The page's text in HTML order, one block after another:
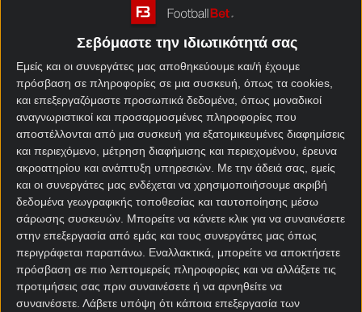
Σεβόμαστε την ιδιωτικότητά σας
Εμείς και οι συνεργάτες μας αποθηκεύουμε και/ή έχουμε
πρόσβαση σε πληροφορίες σε μια συσκευή, όπως τα cookies,
και επεξεργαζόμαστε προσωπικά δεδομένα, όπως μοναδικοί
αναγνωριστικοί και προσαρμοσμένες πληροφορίες που
αποστέλλονται από μια συσκευή για εξατομικευμένες διαφημίσεις
και περιεχόμενο, μέτρηση διαφήμισης και περιεχομένου, έρευνα
ακροατηρίου και ανάπτυξη υπηρεσιών. Με την άδειά σας, εμείς
και οι συνεργάτες μας ενδέχεται να χρησιμοποιήσουμε ακριβή
δεδομένα γεωγραφικής τοποθεσίας και ταυτοποίησης μέσω
σάρωσης συσκευών. Μπορείτε να κάνετε κλικ για να συναινέσετε
στην επεξεργασία από εμάς και τους συνεργάτες μας όπως
περιγράφεται παραπάνω. Εναλλακτικά, μπορείτε να αποκτήσετε
πρόσβαση σε πιο λεπτομερείς πληροφορίες και να αλλάξετε τις
προτιμήσεις σας πριν συναινέσετε ή να αρνηθείτε να
συναινέσετε. Λάβετε υπόψη ότι κάποια επεξεργασία των
Γερμανία – Παραγουάη
προγνωστικά
Η ήττα της «νατσιονάλμανσαφτ» από το Εκουαδόρ
την τελευταία αγωνιστική της φάσης των ομίλων
ήταν η τέταρτη για τη Γερμανία σε εννέα αγώνες
Παγκοσμίου Κυπέλλου από τις αρχές του 2014. Η
Γερμανίαδεν έχει καταφέρει να διατηρήσει
απαραβίαστη την εστία της σε αγώνα Μουντιάλ από
τότε που κατέκτησε το τρόπαιο το 2014 με νίκη 1-0
επί της Αργεντινής. Σε έξι από τα επτά τελευταία
παιχνίδια της Γερμανίας, επιβεβαιώθηκαν τα
προγνωστικά γκολ γκολ, ενώ στα πέντε από τα έξι
τελευταία σεΠαγκόσμιο Κύπελλο, σημειώθηκαν
πάνω από 2,5 γκολ.